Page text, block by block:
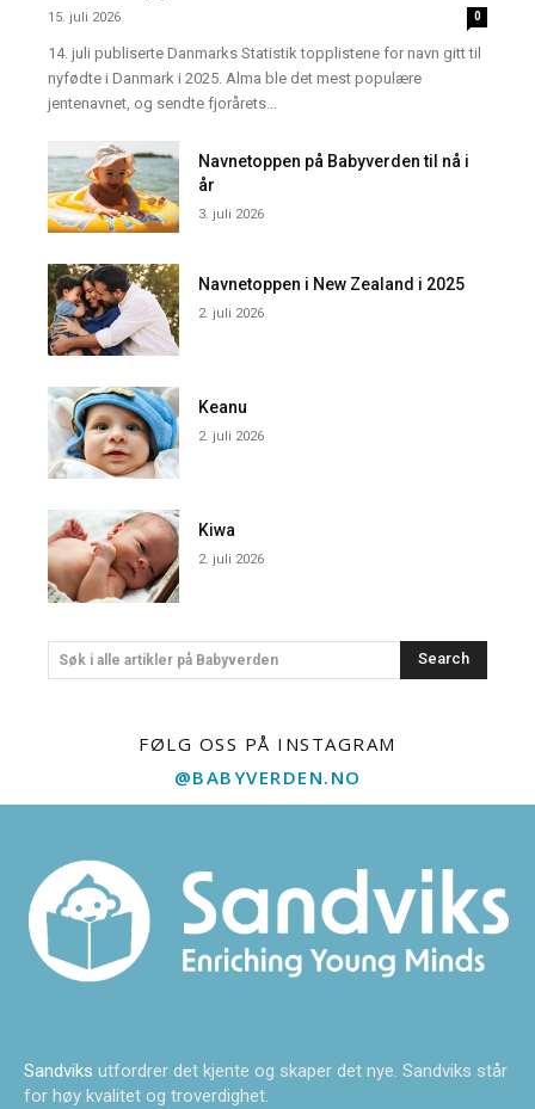
15. juli 2026 0
14. juli publiserte Danmarks Statistik topplistene for navn gitt til
nyfødte i Danmark i 2025. Alma ble det mest populære
jentenavnet, og sendte fjorårets...
Navnetoppen på Babyverden til nå i
år
3. juli 2026
Navnetoppen i New Zealand i 2025
2. juli 2026
Keanu
2. juli 2026
Kiwa
2. juli 2026
Søk i alle artikler på Babyverden Search
FØLG OSS PÅ INSTAGRAM
@BABYVERDEN.NO
Sandviks utfordrer det kjente og skaper det nye. Sandviks står
for høy kvalitet og troverdighet.